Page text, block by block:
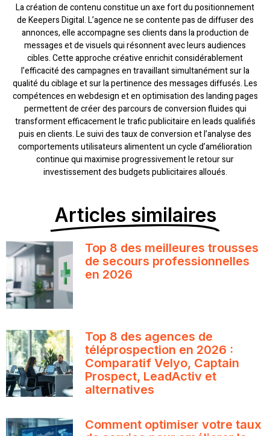
La création de contenu constitue un axe fort du positionnement
de Keepers Digital. L’agence ne se contente pas de diffuser des
annonces, elle accompagne ses clients dans la production de
messages et de visuels qui résonnent avec leurs audiences
cibles. Cette approche créative enrichit considérablement
l’efficacité des campagnes en travaillant simultanément sur la
qualité du ciblage et sur la pertinence des messages diffusés. Les
compétences en webdesign et en optimisation des landing pages
permettent de créer des parcours de conversion fluides qui
transforment efficacement le trafic publicitaire en leads qualifiés
puis en clients. Le suivi des taux de conversion et l’analyse des
comportements utilisateurs alimentent un cycle d’amélioration
continue qui maximise progressivement le retour sur
investissement des budgets publicitaires alloués.
Articles similaires
Top 8 des meilleures trousses
de secours professionnelles
en 2026
Top 8 des agences de
téléprospection en 2026 :
Comparatif Velyo, Captain
Prospect, LeadActiv et
alternatives
Comment optimiser votre taux